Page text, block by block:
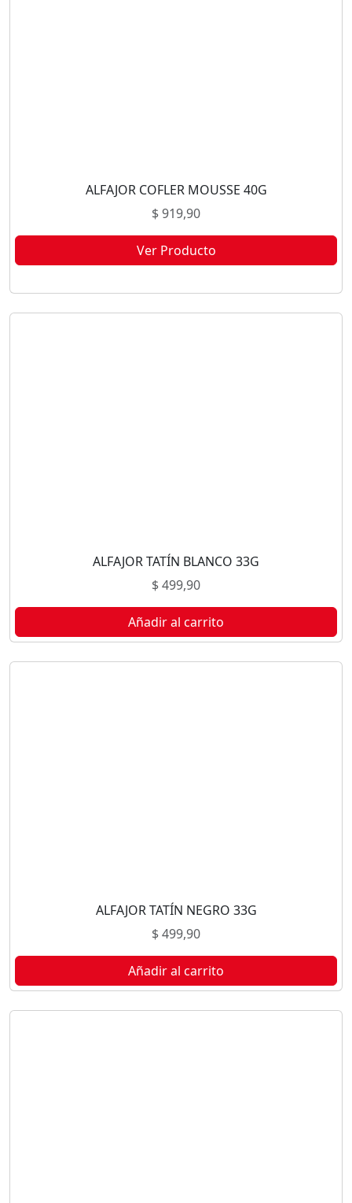
ALFAJOR COFLER MOUSSE 40G
$919,90
Ver Producto
ALFAJOR TATÍN BLANCO 33G
$499,90
Añadir al carrito
ALFAJOR TATÍN NEGRO 33G
$499,90
Añadir al carrito